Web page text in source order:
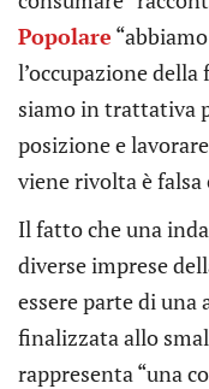
Popolare
l’occupazione
siamo in trattativa
posizione e
viene rivolta è
Il fatto che una
diverse imprese
essere parte di una
finalizzata allo
rappresenta “una